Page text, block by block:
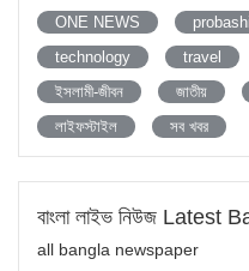
ONE NEWS
technology
travel
ইসলামী-জীবন
জাতীয়
লাইফস্টাইল
সব খবর
বাংলা লাইভ নিউজ
all bangla newspaper